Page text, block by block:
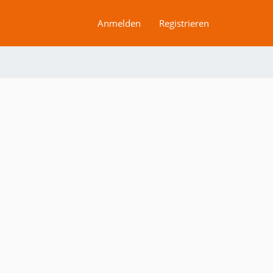
Anmelden Registrieren